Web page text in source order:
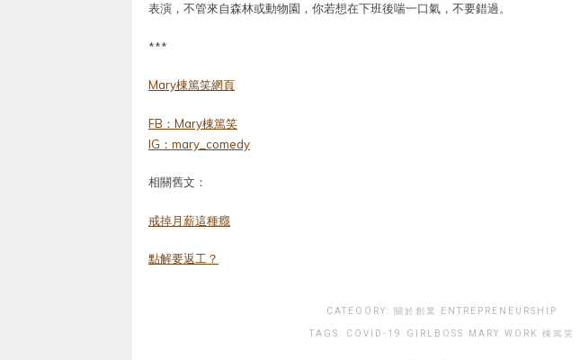
表演，不管來自森林或動物園，你若想在下班後喘一口氣，不要錯過。
***
Mary棟篤笑網頁
FB：Mary棟篤笑
IG：mary_comedy
相關舊文：
戒掉月薪這種癮
點解要返工？
CATEGORY: 關於創業 ENTREPRENEURSHIP
TAGS: COVID-19 GIRLBOSS MARY WORK 棟篤笑